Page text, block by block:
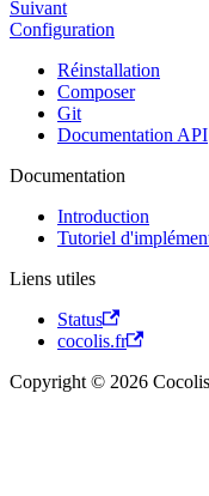
Suivant
Configuration
Réinstallation
Composer
Git
Documentation API
Documentation
Introduction
Tutoriel
Liens utiles
Status
cocolis.fr
Copyright © 2026